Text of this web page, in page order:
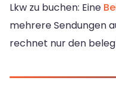
Lkw zu buchen: Eine
mehrere Sendungen
rechnet nur den